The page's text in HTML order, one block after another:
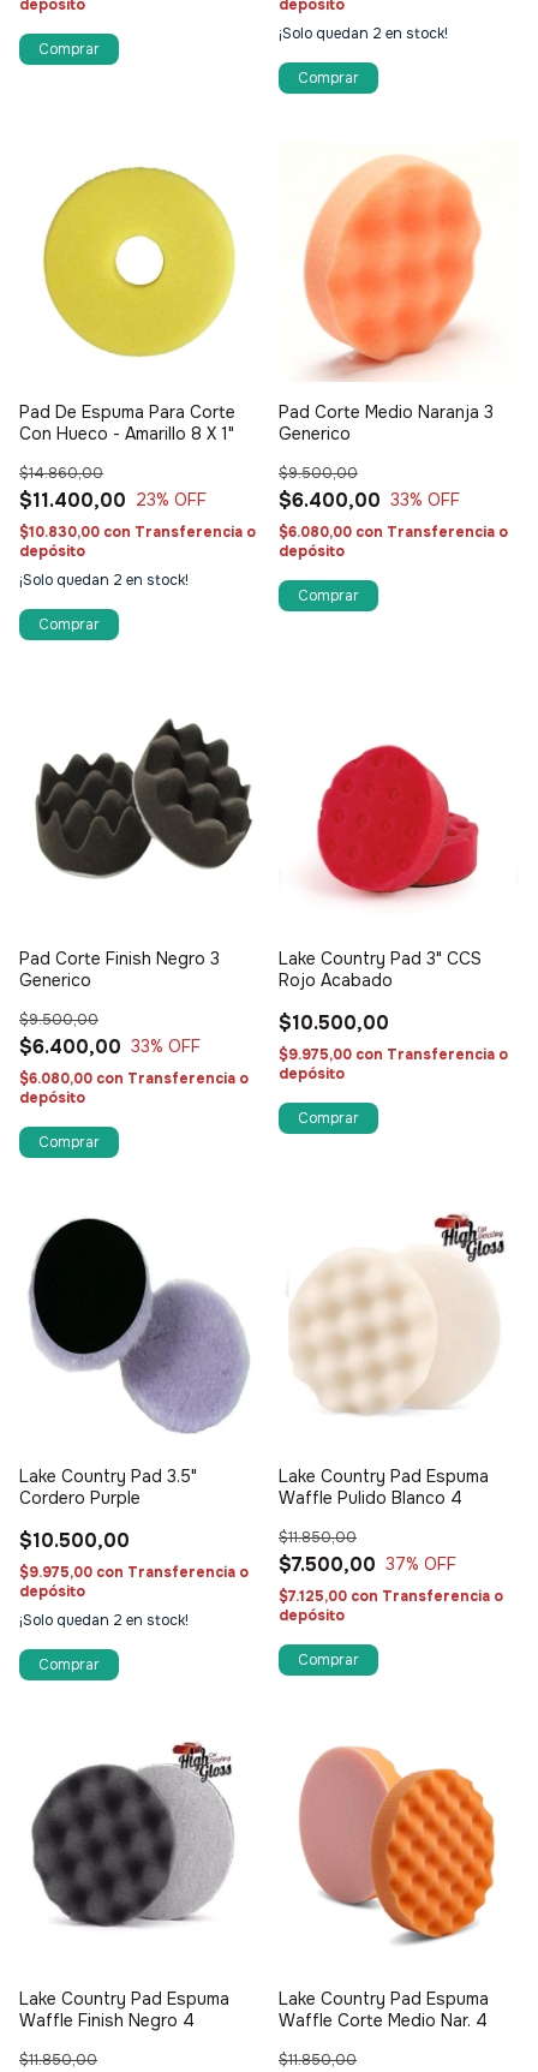
depósito
depósito
¡Solo quedan 2 en stock!
Pad De Espuma Para Corte
Con Hueco - Amarillo 8 X 1"
$11.400,00
$14.860,00
23% OFF
$10.830,00 con Transferencia o
depósito
¡Solo quedan 2 en stock!
Pad Corte Medio Naranja 3
Generico
$6.400,00
$9.500,00
33% OFF
$6.080,00 con Transferencia o
depósito
Pad Corte Finish Negro 3
Generico
$6.400,00
$9.500,00
33% OFF
$6.080,00 con Transferencia o
depósito
Lake Country Pad 3" CCS
Rojo Acabado
$10.500,00
$9.975,00 con Transferencia o
depósito
Lake Country Pad 3.5"
Cordero Purple
$10.500,00
$9.975,00 con Transferencia o
depósito
¡Solo quedan 2 en stock!
Lake Country Pad Espuma
Waffle Pulido Blanco 4
$7.500,00
$11.850,00
37% OFF
$7.125,00 con Transferencia o
depósito
Lake Country Pad Espuma
Waffle Finish Negro 4
$11.850,00
Lake Country Pad Espuma
Waffle Corte Medio Nar. 4
$11.850,00